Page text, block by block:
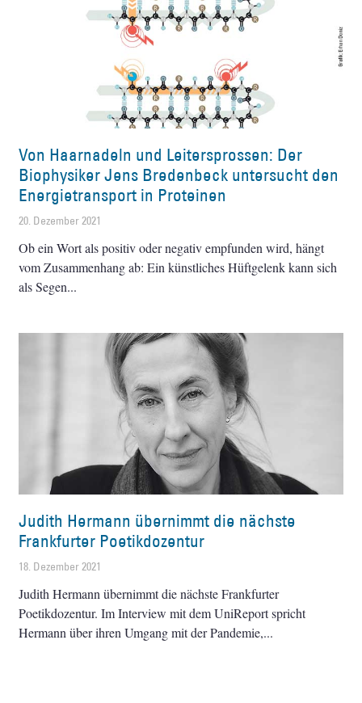
Von Haarnadeln und Leitersprossen: Der
Biophysiker Jens Bredenbeck untersucht den
Energietransport in Proteinen
20. Dezember 2021
Ob ein Wort als positiv oder negativ empfunden wird, hängt
vom Zusammenhang ab: Ein künstliches Hüftgelenk kann sich
als Segen
Judith Hermann übernimmt die nächste
Frankfurter Poetikdozentur
18. Dezember 2021
Judith Hermann übernimmt die nächste Frankfurter
Poetikdozentur. Im Interview mit dem UniReport spricht
Hermann über ihren Umgang mit der Pandemie,